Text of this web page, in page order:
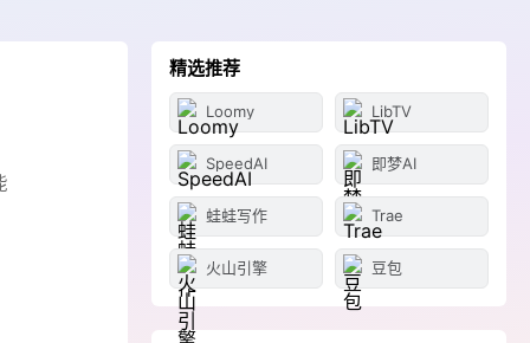
精选推荐
Loomy LibTV
SpeedAI 即梦AI
蛙蛙写作 Trae
火山引擎 豆包